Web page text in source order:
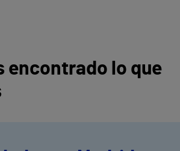
encontrado lo que